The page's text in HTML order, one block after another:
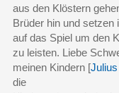
aus den Klöstern
Brüder hin und setzen
auf das Spiel um den
zu leisten. Liebe
meinen Kindern [
die